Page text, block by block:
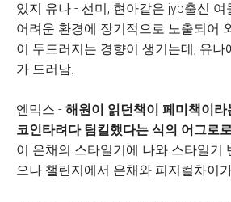
있지 유나 - 선미, 현아같은 jyp출신
어려운 환경에 장기적으로 노출되어
이 두드러지는 경향이 생기는데, 유나
가 드러남.
엔믹스 - 해원이 읽던책이 페미책이라
코인타려다 팀킬했다는 식의 어그로
이 은채의 스타일기에 나와 스타일기
으나 챌린지에서 은채와 피지컬차이